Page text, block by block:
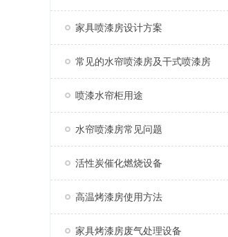
家具喷漆房设计方案
常见的水帘喷漆房及干式喷漆房
喷漆水帘柜用途
水帘喷漆房常见问题
活性炭催化燃烧设备
高温烤漆房使用方法
家具烤漆房废气处理设备